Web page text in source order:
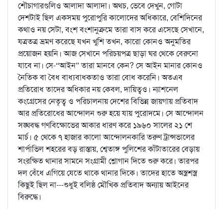
শৌচাগারগুলিও আলাদা আলাদা। অথচ, ভেবে দেখুন, গোটা
দেশটাই ছিল একসময় পুরোপুরি কালোদের অধিকারে, বেশিদিনের
কথাও নয় সেটা, বংশ বংশানুক্রমে তারা বাস করে এসেছে সেখানে,
যত্রতত্র ভ্রমণ করেছে যখন খুশি তখন, কারো কোনও অনুমতির
প্রয়োজন হয়নি। আজ সেখানে পরিচয়পত্র ছাড়া ঘর থেকে বেরুনো
যাবে না। সে-“আইন” তারা মানবে কেন? সে আইন মানার কোনও
নৈতিক বা বৈধ বাধ্যবাধকতাও তারা বোধ করেনি। অতএব
প্রতিরোধ তাদের অধিকার নয় কেবল, দায়িত্বও। ন্যাশনেল
কংগ্রেসের নেতৃত্ব ও পরিচালনায় দেশের বিভিন্ন জায়গায় প্রতিবাদ
আর প্রতিরোধের আন্দোলন শুরু হয়ে যায় পুরোদমে। সে আন্দোলন
সঙ্ঘবদ্ধ গণবিক্ষোভের আকার ধারণ করে ১৯৬০ সালের ২১ শে
মার্চ। ৫ থেকে ৭ হাজার কালো আন্দোলনকারি তরুণ ট্রান্সভালের
শার্পাভিল শহরের বড় রাস্তায়, শ্বেতাঙ্গ পুলিশের কাঁটাতারের বেড়ায়
সংরক্ষিত থানার সামনে সংগ্রামী শ্লোগান দিতে শুরু করে। তারপর
দল বেঁধে এগিয়ে যেতে থাকে থানার দিকে। তাদের হাতে অস্ত্রশস্ত্র
কিছুই ছিল না---শুধুই বলিষ্ঠ মৌখিক প্রতিবাদ অন্যায় আইনের
বিরুদ্ধে।